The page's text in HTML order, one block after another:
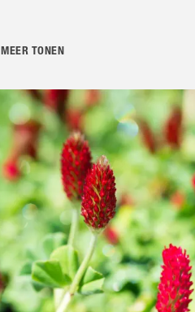
MEER TONEN